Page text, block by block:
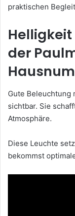
praktischen
der
Gute Beleuchtung
sichtbar. Sie
Atmosphäre.
Diese Leuchte
bekommst